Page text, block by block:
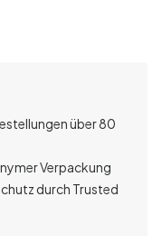
über 80
Verpackung
durch Trusted